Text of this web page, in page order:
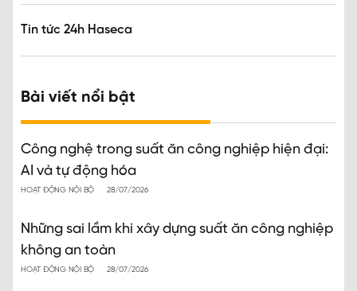
Tin tức 24h Haseca
Bài viết nổi bật
Công nghệ trong suất ăn công nghiệp hiện đại:
AI và tự động hóa
HOẠT ĐỘNG NỘI BỘ 28/07/2026
Những sai lầm khi xây dựng suất ăn công nghiệp
không an toàn
HOẠT ĐỘNG NỘI BỘ 28/07/2026